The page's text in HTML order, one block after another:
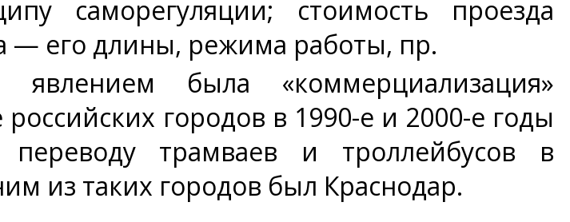
саморегуляции; стоимость проезда
— его длины, режима работы, пр.
была «коммерциализация»
городов в 1990-е и 2000-е годы
трамваев и троллейбусов в
из таких городов был Краснодар.